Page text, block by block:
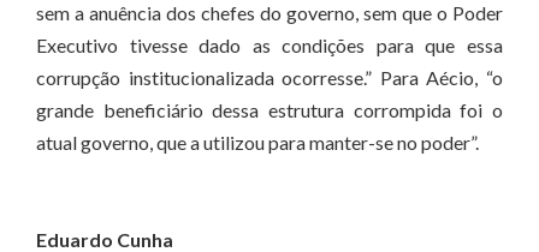
sem a anuência dos chefes do governo, sem que o Poder
Executivo tivesse dado as condições para que essa
corrupção institucionalizada ocorresse.” Para Aécio, “o
grande beneficiário dessa estrutura corrompida foi o
atual governo, que a utilizou para manter-se no poder”.
Eduardo Cunha